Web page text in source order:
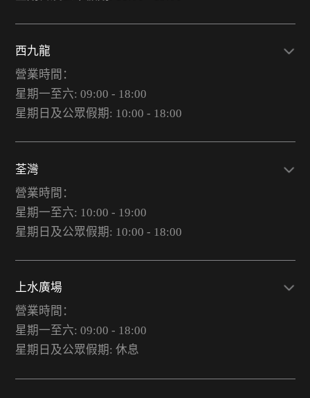
西九龍
營業時間：
星期一至六: 09:00 - 18:00
星期日及公眾假期: 10:00 - 18:00
荃灣
營業時間：
星期一至六: 10:00 - 19:00
星期日及公眾假期: 10:00 - 18:00
上水廣場
營業時間：
星期一至六: 09:00 - 18:00
星期日及公眾假期: 休息